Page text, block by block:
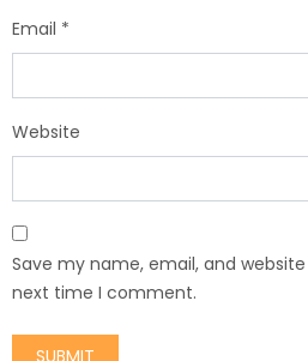
Email *
Website
Save my name, email, and
next time I comment.